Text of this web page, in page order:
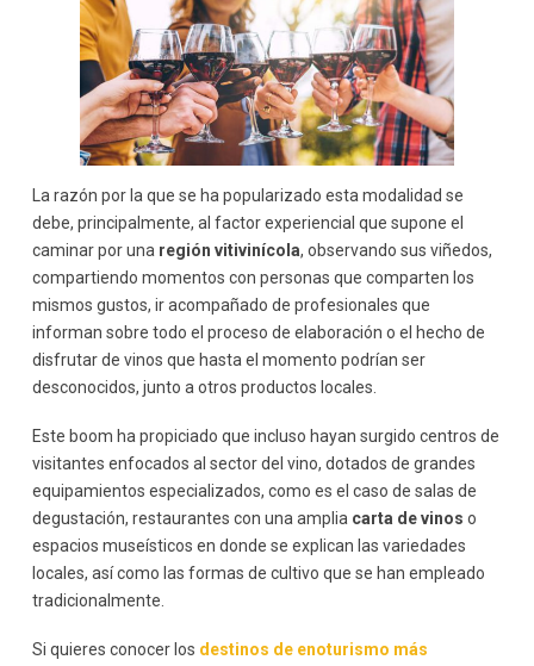
La razón por la que se ha popularizado esta modalidad se
debe, principalmente, al factor experiencial que supone el
caminar por una región vitivinícola, observando sus viñedos,
compartiendo momentos con personas que comparten los
mismos gustos, ir acompañado de profesionales que
informan sobre todo el proceso de elaboración o el hecho de
disfrutar de vinos que hasta el momento podrían ser
desconocidos, junto a otros productos locales.
Este boom ha propiciado que incluso hayan surgido centros de
visitantes enfocados al sector del vino, dotados de grandes
equipamientos especializados, como es el caso de salas de
degustación, restaurantes con una amplia carta de vinos o
espacios museísticos en donde se explican las variedades
locales, así como las formas de cultivo que se han empleado
tradicionalmente.
Si quieres conocer los destinos de enoturismo más